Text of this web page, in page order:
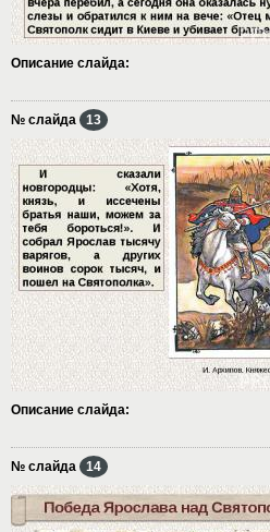
Описание слайда:
№ слайда 13
Описание слайда:
№ слайда 14